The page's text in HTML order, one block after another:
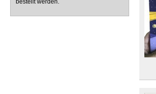
bestellt werden.